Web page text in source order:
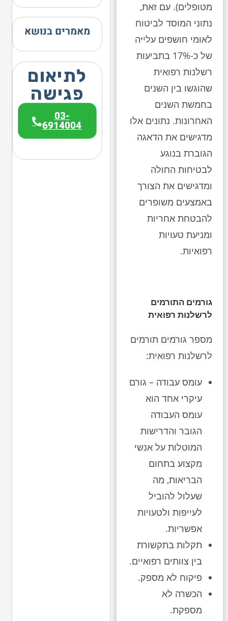
מטופלים). עם זאת,
נתוני המוסד לביטוח
לאומי חושפים עלייה
של כ-17% בתביעות
רשלנות רפואית
שהוגשו בין השנים
בחמשת השנים
האחרונות. נתונים אלו
מדגישים את הדאגה
הגוברת בנוגע
לבטיחות החולה
ומדגישים את הצורך
באמצעים משופרים
להבטחת אחריות
ומניעת טעויות
רפואיות.
גורמים התורמים
לרשלנות רפואית
מספר גורמים תורמים
לרשלנות רפואית:
עומס עבודה – גורם
עיקרי אחד הוא
עומס העבודה
הגובר והדרישות
המוטלות על אנשי
מקצוע בתחום
הבריאות, מה
שעלול להוביל
לעייפות ולטעויות
אפשריות.
תקלות בתקשורת
בין צוותים רפואיים.
פיקוח לא מספק.
הכשרה לא
מספקת.
מאמרים בנושא
לתיאום
פגישה
03-
6914004